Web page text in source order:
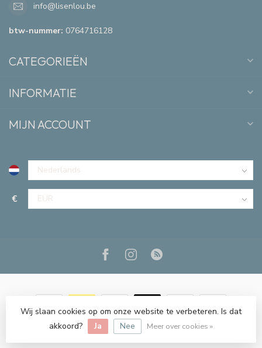
info@lisenlou.be
btw-nummer: 0764716128
CATEGORIEËN
INFORMATIE
MIJN ACCOUNT
€
© Copyright 2026 Lis & Lou
Wij slaan cookies op om onze website te verbeteren. Is dat
akkoord?
Ja Nee Meer over cookies »